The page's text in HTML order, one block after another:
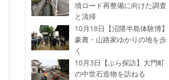
墳ロード再整備に向けた調査
と清掃
10月18日【沼隈半島体験博】
豪農・山路家ゆかりの地を歩
く
10月3日【ぶら探訪】大門町
の中世石造物を訪ねる